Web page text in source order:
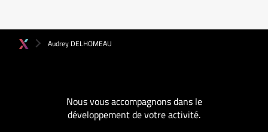
Audrey DELHOMEAU
Nous vous accompagnons dans le
développement de votre activité.